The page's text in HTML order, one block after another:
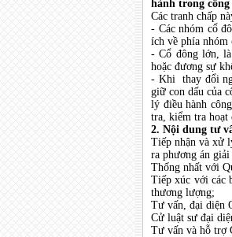
hành trong
Các tranh chấp
- Các nhóm cổ
ích về phía nhóm
- Cổ đông lớn,
hoặc đương sự
- Khi thay đổi
giữ con dấu của
lý điều hành
tra, kiểm tra
2. Nội dung tư
Tiếp nhận và xử
ra phương án
Thống nhất với
Tiếp xúc với các
thương lượng;
Tư vấn, đại diện
Cử luật sư đại
Tư vấn và hỗ trợ